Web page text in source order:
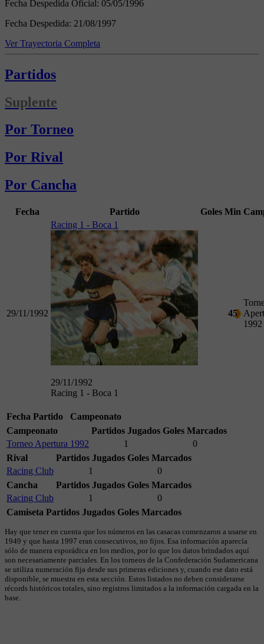
Fecha Despedida Oficial: 05/05/1996
Fecha Despedida: 21/08/1997
Ver Trayectoria Completa
Partidos
Suplente
Por Torneo
Por Rival
Por Cancha
Fecha Partido Goles Min
29/11/1992
Racing 1 - Boca 1
29/11/1992
Racing 1 - Boca 1
45
1992
Fecha Partido
Campeonato
Campeonato
Partidos Jugados Goles Marcados
Torneo Apertura 1992
1
0
Rival
Partidos Jugados Goles Marcados
Racing Club
1
0
Cancha
Partidos Jugados Goles Marcados
Racing Club
1
0
Camiseta Partidos Jugados Goles Marcados
Hay que tener en cuenta que los números en las casacas comenzaron a usarse en
1949 y que hasta 1997 eran consecutivos, no fijos. Esa información aparecía
sólo de manera esporádica en los medios, por lo que los datos brindados aquí
son necesariamente parciales. En los torneos de la Confederación Sudamericana
se utiliza numeración fija desde sus primeras ediciones y, cuando ese dato está
disponible, se muestra en esta sección. Estos listados no deben considerarse
récords históricos totales, sino registros limitados a la información cargada en la
base.